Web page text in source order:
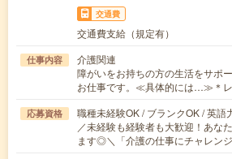
交通費
交通費支給（規定有）
仕事内容
介護関連
障がいをお持ちの方の生活をサポ
お仕事です。≪具体的には…≫＊
応募資格
職種未経験OK / ブランクOK / 英語
／未経験も経験者も大歓迎！あな
ます◎＼「介護の仕事にチャレン